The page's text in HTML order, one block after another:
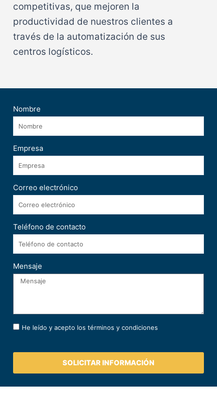
competitivas, que mejoren la
productividad de nuestros clientes a
través de la automatización de sus
centros logísticos.
Nombre
Empresa
Correo electrónico
Teléfono de contacto
Mensaje
He leído y acepto los términos y condiciones
SOLICITAR INFORMACIÓN